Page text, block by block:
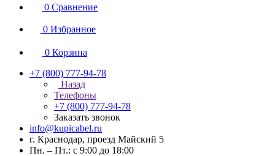
0 Сравнение
0 Избранное
0 Корзина
+7 (800) 777-94-78
Назад
Телефоны
+7 (800) 777-94-78
Заказать звонок
info@kupicabel.ru
г. Краснодар, проезд Майский 5
Пн. – Пт.: с 9:00 до 18:00